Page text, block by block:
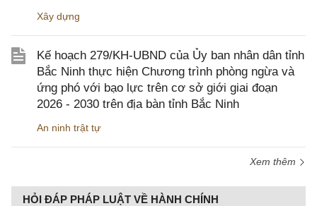
Xây dựng
Kế hoạch 279/KH-UBND của Ủy ban nhân dân tỉnh
Bắc Ninh thực hiện Chương trình phòng ngừa và
ứng phó với bạo lực trên cơ sở giới giai đoạn
2026 - 2030 trên địa bàn tỉnh Bắc Ninh
An ninh trật tự
Xem thêm
HỎI ĐÁP PHÁP LUẬT VỀ HÀNH CHÍNH